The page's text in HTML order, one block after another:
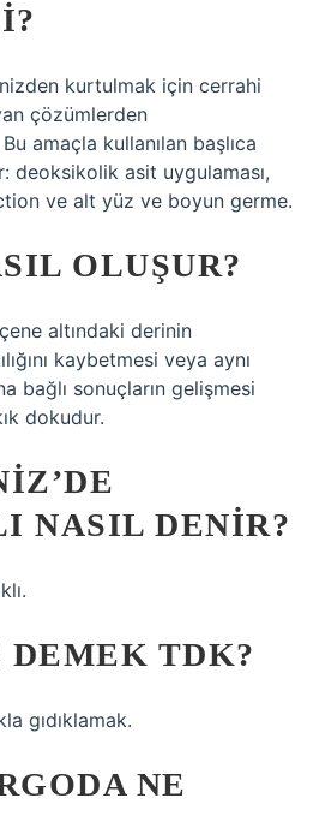
kurtulmak için cerrahi
çözümlerden
amaçla kullanılan başlıca
deoksikolik asit uygulaması,
ve alt yüz ve boyun germe.
OLUŞUR?
altındaki derinin
kaybetmesi veya aynı
bağlı sonuçların gelişmesi
dokudur.
NASIL DENIR?
TDK?
gıdıklamak.
NE